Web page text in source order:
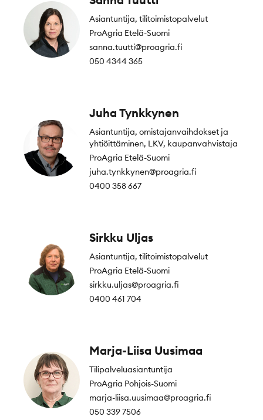
Asiantuntija, tilitoimistopalvelut
ProAgria Etelä-Suomi
sanna.tuutti@proagria.fi
050 4344 365
Juha Tynkkynen
Asiantuntija, omistajanvaihdokset ja
yhtiöittäminen, LKV, kaupanvahvistaja
ProAgria Etelä-Suomi
juha.tynkkynen@proagria.fi
0400 358 667
Sirkku Uljas
Asiantuntija, tilitoimistopalvelut
ProAgria Etelä-Suomi
sirkku.uljas@proagria.fi
0400 461 704
Marja-Liisa Uusimaa
Tilipalveluasiantuntija
ProAgria Pohjois-Suomi
marja-liisa.uusimaa@proagria.fi
050 339 7506